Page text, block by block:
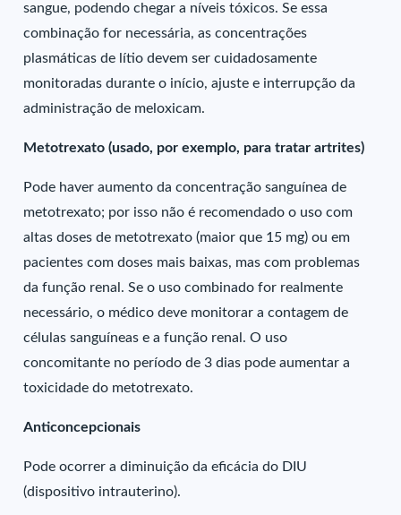
sangue, podendo chegar a níveis tóxicos. Se essa
combinação for necessária, as concentrações
plasmáticas de lítio devem ser cuidadosamente
monitoradas durante o início, ajuste e interrupção da
administração de meloxicam.
Metotrexato (usado, por exemplo, para tratar artrites)
Pode haver aumento da concentração sanguínea de
metotrexato; por isso não é recomendado o uso com
altas doses de metotrexato (maior que 15 mg) ou em
pacientes com doses mais baixas, mas com problemas
da função renal. Se o uso combinado for realmente
necessário, o médico deve monitorar a contagem de
células sanguíneas e a função renal. O uso
concomitante no período de 3 dias pode aumentar a
toxicidade do metotrexato.
Anticoncepcionais
Pode ocorrer a diminuição da eficácia do DIU
(dispositivo intrauterino).